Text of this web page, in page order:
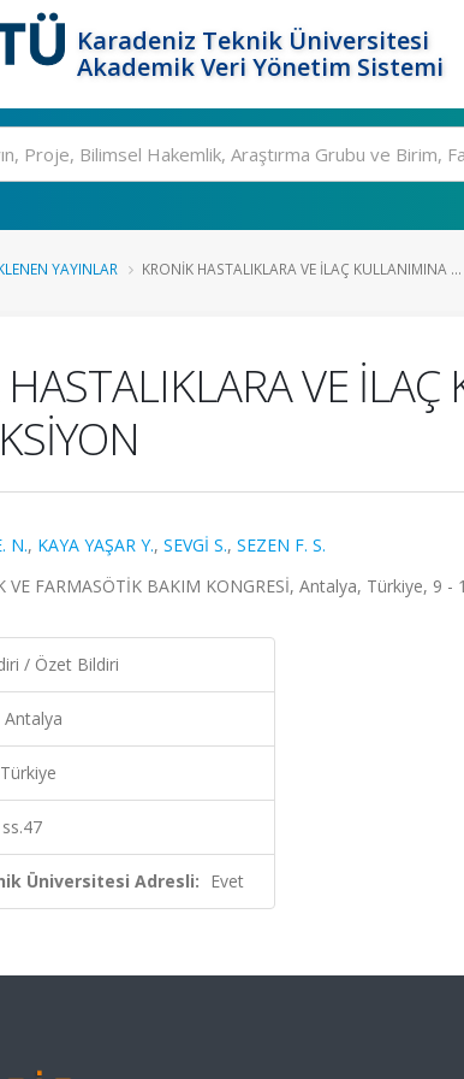
Karadeniz Teknik Üniversitesi
Akademik Veri Yönetim Sistemi
YAYINLAR KRONİK HASTALIKLARA VE İLAÇ KULLANIMINA ...
VE
N., KAYA YAŞAR Y., SEVGİ S., SEZEN F. S.
VE FARMASÖTİK BAKIM KONGRESİ, Antalya, Türkiye, 9
/ Özet Bildiri
Antalya
Türkiye
ss.47
Üniversitesi Adresli: Evet